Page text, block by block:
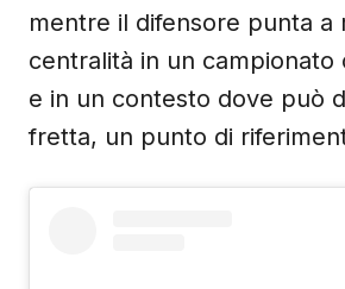
mentre il difensore punta a
centralità in un campionato
e in un contesto dove può
fretta, un punto di